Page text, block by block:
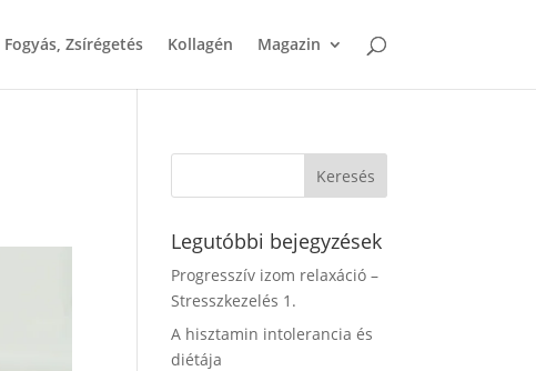
Fogyás, Zsírégetés Kollagén Magazin
Legutóbbi bejegyzések
Progresszív izom relaxáció –
Stresszkezelés 1.
A hisztamin intolerancia és
diétája